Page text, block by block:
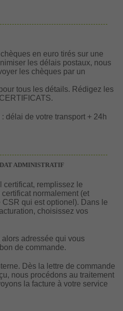
en euro tirés sur une
les délais postaux, nous
les chèques par un
tous les détails. Rédigez les
délai de votre transport + 24h
ADMINISTRATIF
certificat, remplissez le
normalement (et
qui est optionel). Dans le
choisissez vos
adressée qui vous
de commande.
Dès la lettre de commande
nous procédons au traitement
la facture à votre service